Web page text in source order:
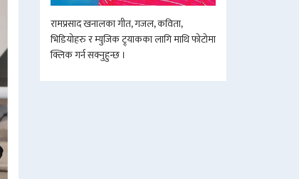
रामप्रसाद खनालका गीत, गजल, कविता,
भिडियोहरु र म्युजिक ट्र्याकका लागि माथि फोटोमा
क्लिक गर्न सक्नुहुन्छ ।